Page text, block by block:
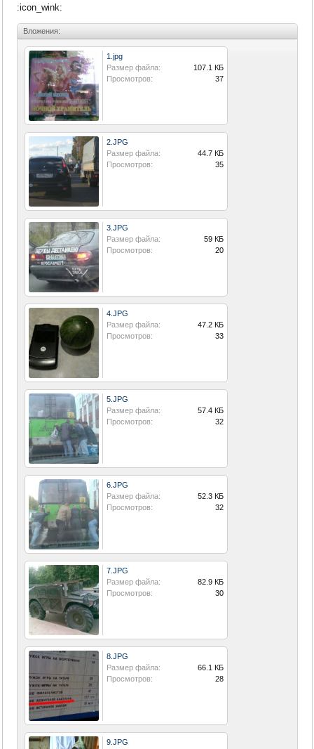
:icon_wink:
Вложения:
1.jpg
Размер файла:
107.1 КБ
Просмотров:
37
2.JPG
Размер файла:
44.7 КБ
Просмотров:
35
3.JPG
Размер файла:
59 КБ
Просмотров:
20
4.JPG
Размер файла:
47.2 КБ
Просмотров:
33
5.JPG
Размер файла:
57.4 КБ
Просмотров:
32
6.JPG
Размер файла:
52.3 КБ
Просмотров:
32
7.JPG
Размер файла:
82.9 КБ
Просмотров:
30
8.JPG
Размер файла:
66.1 КБ
Просмотров:
28
9.JPG